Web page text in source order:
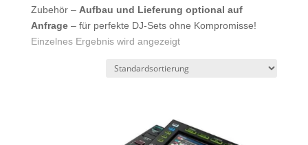
Zubehör – Aufbau und Lieferung optional auf
Anfrage– für perfekte DJ-Sets ohne Kompromisse!
Einzelnes Ergebnis wird angezeigt